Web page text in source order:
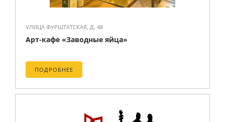
УЛИЦА ФУРШТАТСКАЯ, Д. 48
Арт-кафе «Заводные яйца»
ПОДРОБНЕЕ